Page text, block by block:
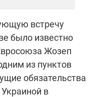
встречу
было известно
Жозеп
из пунктов
обязательства
в